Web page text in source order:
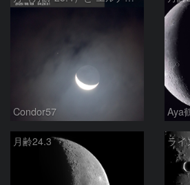
Condor57 Aya
月齢24.3 ライ